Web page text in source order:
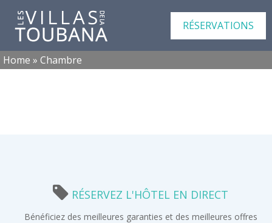
RÉSERVATIONS
Home » Chambre
RÉSERVEZ L'HÔTEL EN DIRECT
Bénéficiez des meilleures garanties et des meilleures offres